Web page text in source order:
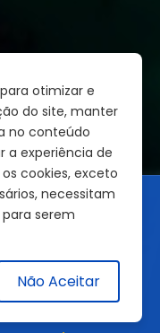
otimizar e
do site, manter
no conteúdo
a experiência de
cookies, exceto
necessitam
serem
Não Aceitar
Todos os